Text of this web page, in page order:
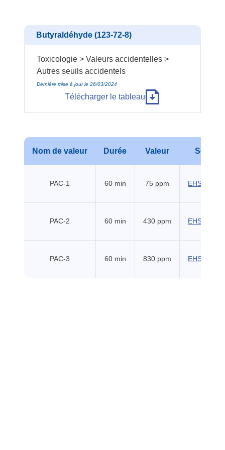
Butyraldéhyde (123-72-8)
Toxicologie > Valeurs accidentelles >
Autres seuils accidentels
Dernière mise à jour le 26/03/2024
Télécharger le tableau
Nom de valeur Durée Valeur Source
PAC-1 60 min 75 ppm EHSS
PAC-2 60 min 430 ppm EHSS
PAC-3 60 min 830 ppm EHSS